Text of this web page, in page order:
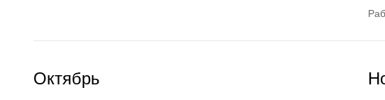
Октябрь